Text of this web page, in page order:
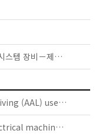
KS C IEC 60268-1(2024 확인) - 사운드 시스템 장비－제1부：일반
IEC TS 63134:2020 - Active assisted living (AAL) use cases
IEC 60034-5:2020 RLV - Rotating electrical machines - Part 5: Degrees of protection provided by the integral design of rotating electrical machines (IP code) - Classification